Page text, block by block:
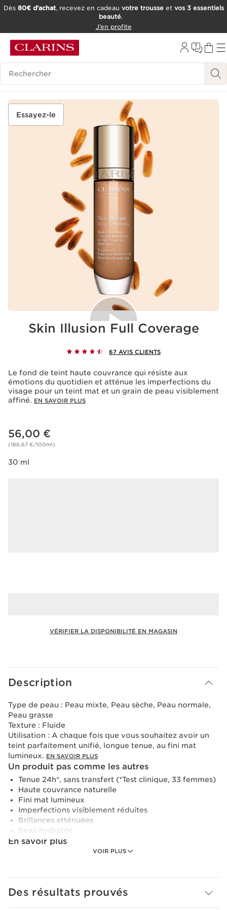
OUTIL D'ACCESSIBILITÉ
Dès 80€ d’achat, recevez en cadeau votre trousseet vos 3 essentiels
beauté.
J’en profite
Historique des recherches
Essayez-le
La lecture de cette vidéo entraîne le dépôt de cookies
de la part de Youtube, ayant pour finalité le
fonctionnement du service ainsi que la publicité
personnalisée. Pour en savoir plus, nous vous invitons à
accord en cliquant ci-dessous.
Skin Illusion Full Coverage
67 AVIS CLIENTS
Le fond de teint haute couvrance qui résiste aux
émotions du quotidien et atténue les imperfections du
visage pour un teint mat et un grain de peau visiblement
affiné. EN SAVOIR PLUS
Nouveau prix 56,00 €
56,00 €
(186,67 €/100ml)
30 ml
VÉRIFIER LA DISPONIBILITÉ EN MAGASIN
Description
VOIR PLUS
Type de peau : Peau mixte, Peau sèche, Peau normale,
Peau grasse
Texture : Fluide
Utilisation : A chaque fois que vous souhaitez avoir un
teint parfaitement unifié, longue tenue, au fini mat
lumineux. EN SAVOIR PLUS
Un produit pas comme les autres
Tenue 24h*, sans transfert (*Test clinique, 33 femmes)
Haute couvrance naturelle
Fini mat lumineux
Imperfections visiblement réduites
Brillances atténuées
Peau hydratée
En savoir plus
Ce fond de teint haute couvrance offre 24H* de tenue et
Skin Illusion Full Coverage est un fond de teint haute
Des résultats prouvés